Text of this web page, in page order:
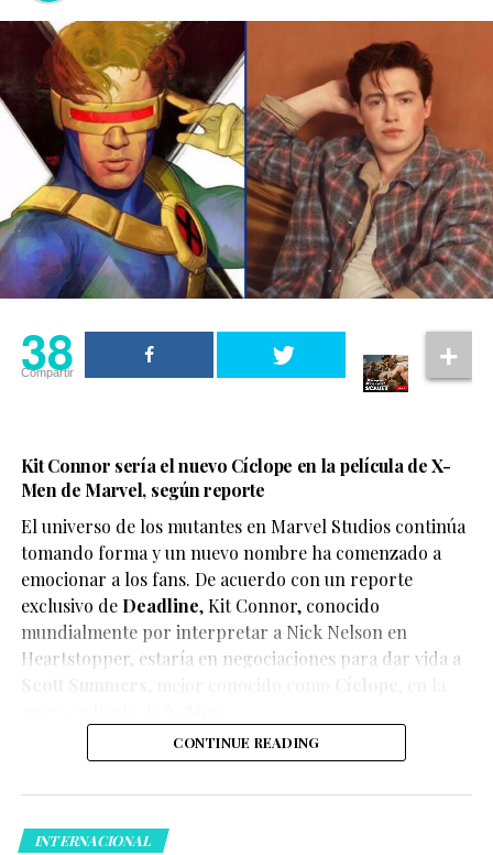
38
Compartir
Kit Connor sería el nuevo Cíclope en la película de X-
Men de Marvel, según reporte
El universo de los mutantes en Marvel Studios continúa
tomando forma y un nuevo nombre ha comenzado a
emocionar a los fans. De acuerdo con un reporte
exclusivo de Deadline,Kit Connor, conocido
mundialmente por interpretar a Nick Nelson en
Heartstopper, estaría en negociaciones para dar vida a
CONTINUE READING
INTERNACIONAL